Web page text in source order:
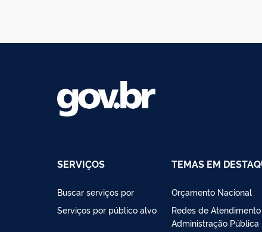
SERVIÇOS
Buscar serviços por
Serviços por público alvo
TEMAS EM
Orçamento Nacional
Redes de
Administração Pública